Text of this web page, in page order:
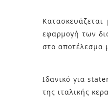
εφαρμογή των
στο αποτέλεσμα
Ιδανικό για
της ιταλικής